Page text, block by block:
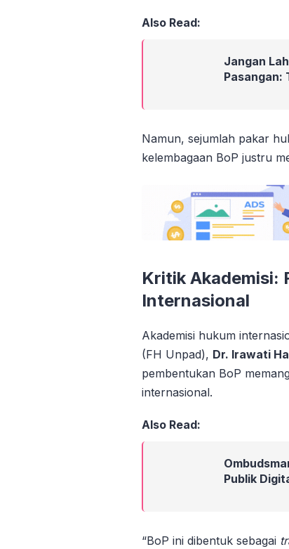
Also Read:
Jangan
Pasangan:
Namun, sejumlah pakar
kelembagaan BoP justru
Kritik Akademisi:
Internasional
Akademisi hukum
(FH Unpad), Dr. Irawati
pembentukan BoP
internasional.
Also Read:
Publik
“BoP ini dibentuk sebagai